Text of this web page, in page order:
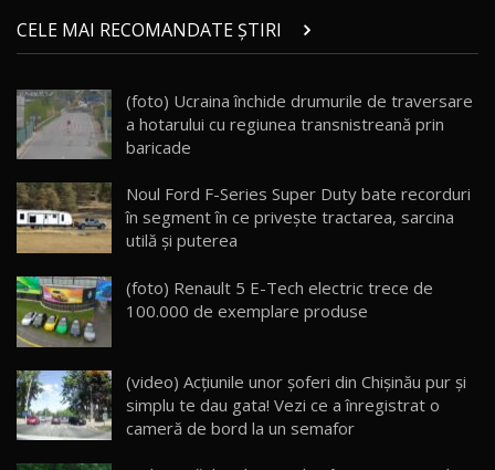
21
Micul BYD Dolphin Surf / Test Drive
AutoBlog.MD
16:59
22
Noua Mazda 6e / Test Drive AutoBlog.MD
26:59
23
Lynk & Co 01 / Test Drive AutoBlog.MD
25:19
24
ZEEKR 009: Cel mai Performant și Confortabil
Van Electric Testat în Moldova / AutoBlog.MD
26:38
25
mai Exclusiv și Puternic Defender Testat în
Moldova
32:21
26
CELE MAI RECOMANDATE ȘTIRI
(foto) Ucraina închide drumurile de traversare
a hotarului cu regiunea transnistreană prin
baricade
Noul Ford F-Series Super Duty bate recorduri
în segment în ce priveşte tractarea, sarcina
utilă şi puterea
(foto) Renault 5 E-Tech electric trece de
100.000 de exemplare produse
(video) Acțiunile unor şoferi din Chişinău pur şi
simplu te dau gata! Vezi ce a înregistrat o
cameră de bord la un semafor